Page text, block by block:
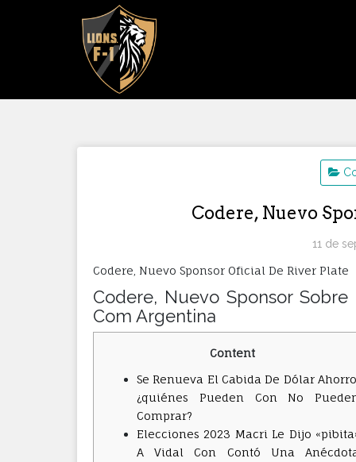
Codere, Nuevo
11 de
Codere, Nuevo Sponsor Oficial De River Plate
Codere, Nuevo Sponsor
Com Argentina
Content
Se Renueva El Cabida De Dólar
¿quiénes Pueden Con No
Comprar?
Elecciones 2023 Macri Le Dijo
A Vidal Con Contó Una